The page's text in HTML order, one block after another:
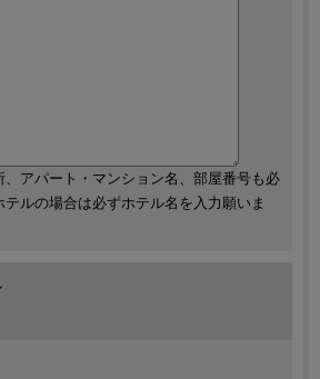
アパート・マンション名、部屋番号も必
ルの場合は必ずホテル名を入力願いま